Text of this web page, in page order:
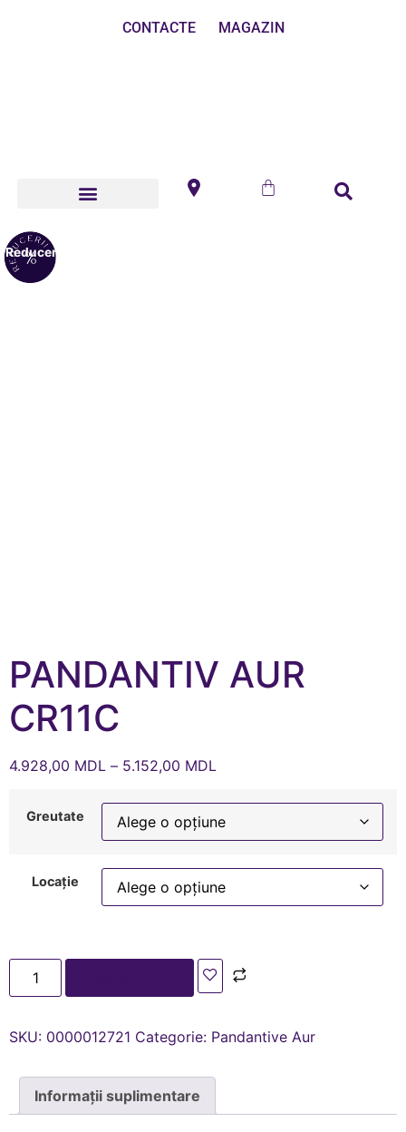
CONTACTE MAGAZIN
Reduceri!
PANDANTIV AUR
CR11C
4.928,00 MDL – 5.152,00 MDL
Greutate
Locație
SKU: 0000012721 Categorie: Pandantive Aur
Informații suplimentare